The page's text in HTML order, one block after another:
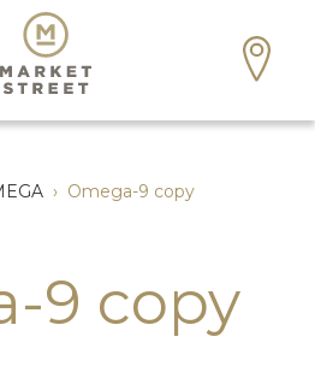
› Omega-9 copy
9 copy